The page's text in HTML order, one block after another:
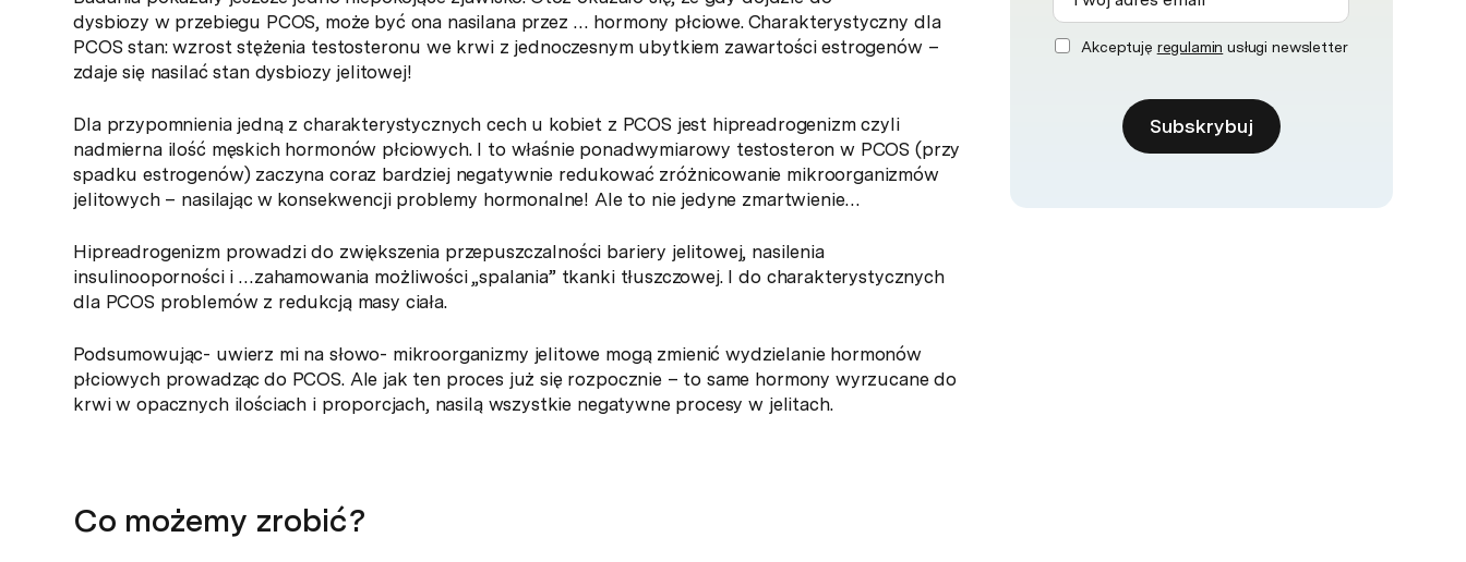
dysbiozy w przebiegu PCOS, może być ona nasilana przez … hormony płciowe. Charakterystyczny dla
PCOS stan: wzrost stężenia testosteronu we krwi z jednoczesnym ubytkiem zawartości estrogenów –
zdaje się nasilać stan dysbiozy jelitowej!
Dla przypomnienia jedną z charakterystycznych cech u kobiet z PCOS jest hipreadrogenizm czyli
nadmierna ilość męskich hormonów płciowych. I to właśnie ponadwymiarowy testosteron w PCOS (przy
spadku estrogenów) zaczyna coraz bardziej negatywnie redukować zróżnicowanie mikroorganizmów
jelitowych – nasilając w konsekwencji problemy hormonalne! Ale to nie jedyne zmartwienie…
Hipreadrogenizm prowadzi do zwiększenia przepuszczalności bariery jelitowej, nasilenia
insulinooporności i …zahamowania możliwości „spalania” tkanki tłuszczowej. I do charakterystycznych
dla PCOS problemów z redukcją masy ciała.
Podsumowując- uwierz mi na słowo- mikroorganizmy jelitowe mogą zmienić wydzielanie hormonów
płciowych prowadząc do PCOS. Ale jak ten proces już się rozpocznie – to same hormony wyrzucane do
krwi w opacznych ilościach i proporcjach, nasilą wszystkie negatywne procesy w jelitach.
Co możemy zrobić?
Akceptuję regulamin usługi newsletter
Subskrybuj